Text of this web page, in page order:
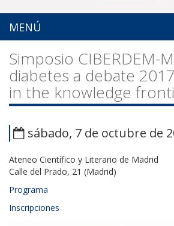
MENÚ
Simposio CIBERDEM-
diabetes a debate
in the knowledge
sábado, 7 de octubre de
Ateneo Científico y Literario de Madrid
Calle del Prado, 21 (Madrid)
Programa
Inscripciones